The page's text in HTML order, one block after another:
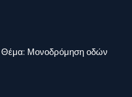
Θέμα: Μονοδρόμηση οδών